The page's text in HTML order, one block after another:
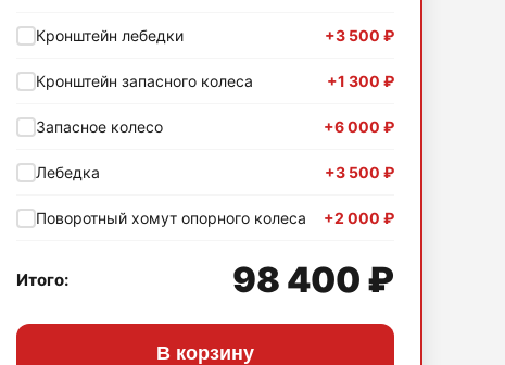
Кронштейн лебедки +3 500 ₽
Кронштейн запасного колеса +1 300 ₽
Запасное колесо +6 000 ₽
Лебедка +3 500 ₽
Поворотный хомут опорного колеса +2 000 ₽
Итого: 98 400 ₽
В корзину